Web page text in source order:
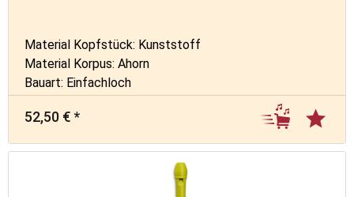
Material Kopfstück: Kunststoff
Material Korpus: Ahorn
Bauart: Einfachloch
52,50 € *